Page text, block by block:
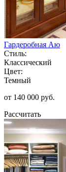
Гардеробная Аю
Стиль:
Классический
Цвет:
Темный
от 140 000 руб.
Рассчитать